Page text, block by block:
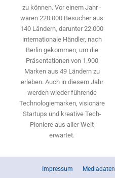
zu können. Vor einem Jahr ­
waren 220.000 Besucher aus
140 ­Ländern, ­darunter 22.000
internationale Händler, nach
Berlin gekommen, um die
Präsen­tationen von 1.900
Marken aus 49 Ländern zu
erleben. Auch in diesem Jahr
werden wieder führende
Technologiemarken, visionäre
Startups und ­kreative Tech-
Pioniere aus aller Welt
erwartet.
Impressum Mediadaten